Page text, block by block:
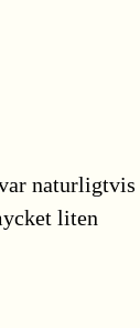
liten